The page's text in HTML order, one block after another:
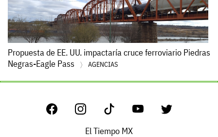
Propuesta de EE. UU. impactaría cruce ferroviario Piedras
Negras-Eagle Pass
AGENCIAS
El Tiempo MX